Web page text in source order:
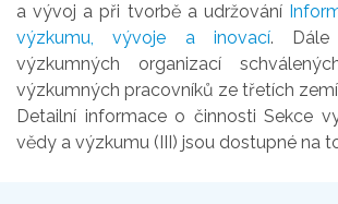
avývoj apři tvorbě a udržování
výzkumu, vývoje ainovací. Dále
výzkumných organizací
výzkumných pracovníků ze třetích
Detailní informace o činnosti Sekce
vědy a výzkumu (III) jsou dostupné na